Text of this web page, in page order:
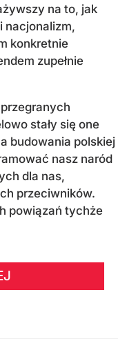
na to, jak
nacjonalizm,
konkretnie
zupełnie
stały się one
budowania polskiej
nasz naród
dla nas,
przeciwników.
powiązań tychże